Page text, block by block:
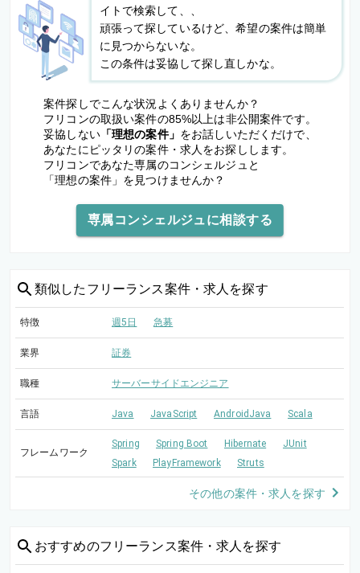
イトで検索して、、
頑張って探しているけど、希望の案件は簡単
に見つからないな。
この条件は妥協して探し直しかな。
案件探しでこんな状況よくありませんか？
フリコンの取扱い案件の85%以上は非公開案件です。
妥協しない「理想の案件」 をお話しいただくだけで、
あなたにピッタリの案件・求人をお探しします。
フリコンであなた専属のコンシェルジュと
「理想の案件」を見つけませんか？
専属コンシェルジュに相談する
類似した フリーランス案件・求人を探す
特徴 週5日 急募
業界 証券
職種 サーバーサイドエンジニア
言語 Java JavaScript AndroidJava Scala
フレームワーク
Spring Spring Boot Hibernate
JUnit
Spark
PlayFramework Struts
その他の案件・求人を探す
おすすめのフリーランス案件・求人を探す